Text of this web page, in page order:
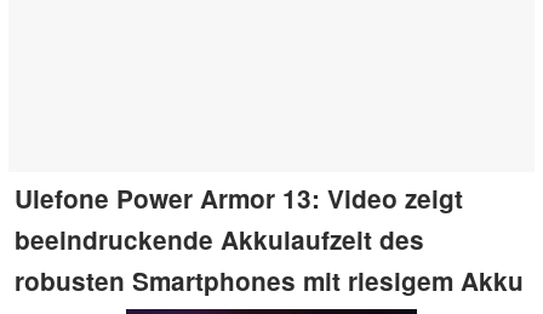
Ulefone Power Armor 13: Video zeigt
beeindruckende Akkulaufzeit des
robusten Smartphones mit riesigem Akku